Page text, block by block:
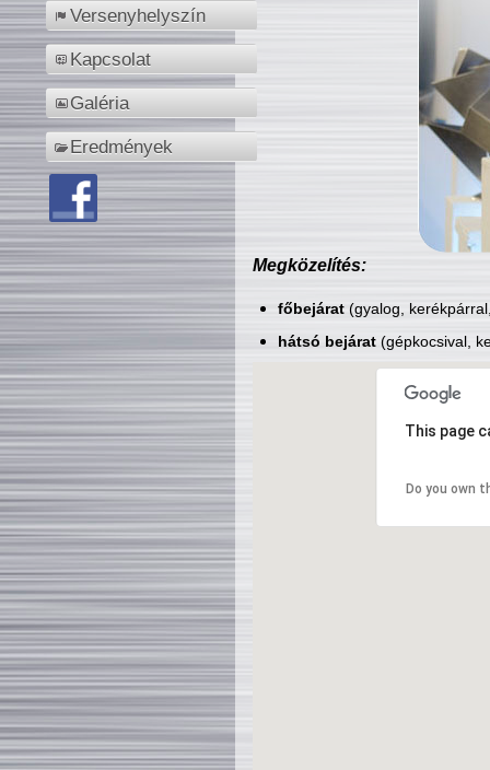
Versenyhelyszín
Kapcsolat
Galéria
Eredmények
Megközelítés:
főbejárat(gyalog,
hátsó bejárat(gépkocsival,
This page
Do you own